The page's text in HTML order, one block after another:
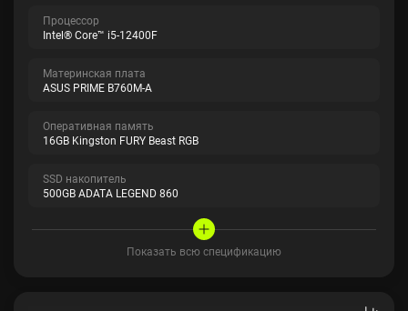
Процессор
Intel® Core™ i5-12400F
Материнская плата
ASUS PRIME B760M-A
Оперативная память
16GB Kingston FURY Beast RGB
SSD накопитель
500GB ADATA LEGEND 860
Показать всю спецификацию